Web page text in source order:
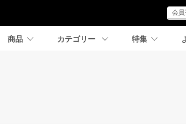
会員
商品 カテゴリー 特集